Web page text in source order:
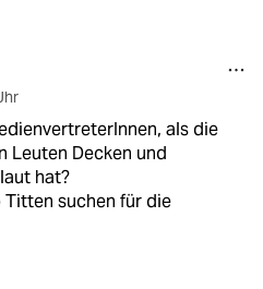
als die
Leuten Decken und
hat?
suchen für die